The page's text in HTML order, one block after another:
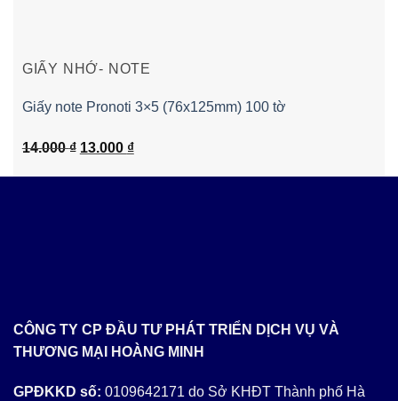
GIẤY NHỚ- NOTE
Giấy note Pronoti 3×5 (76x125mm) 100 tờ
14.000₫ Giá
13.000 ₫Giá
CÔNG TY CP ĐẦU TƯ PHÁT TRIỂN DỊCH VỤ VÀ
THƯƠNG MẠI HOÀNG MINH
GPĐKKD số: 0109642171 do Sở KHĐT Thành phố Hà